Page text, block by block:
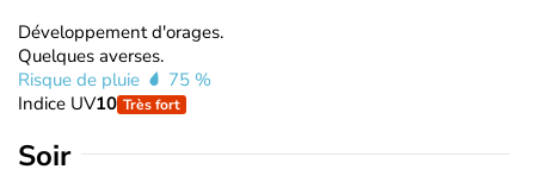
Développement d'orages.
Quelques averses.
Risque de pluie
75 %
Indice UV10 Très fort
Soir